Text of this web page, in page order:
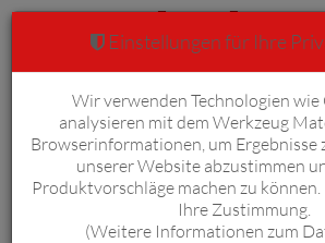
Anmelden
Einstellungen für Ihre
Wir verwenden Technologien wie
analysieren mit dem Werkzeug
Browserinformationen, um Ergebnisse
unserer Website abzustimmen
Produktvorschläge machen zu
Ihre Zustimmung.
(Weitere Informationen zum